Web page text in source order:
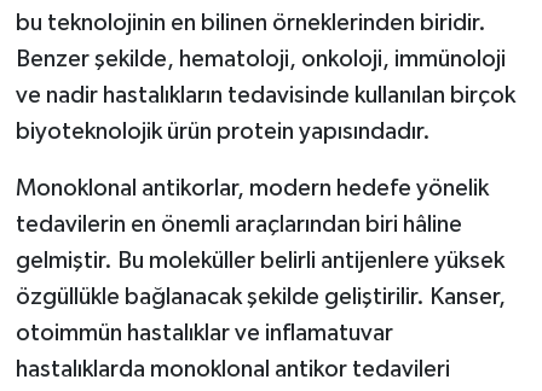
bu teknolojinin en bilinen örneklerinden biridir.
Benzer şekilde, hematoloji, onkoloji, immünoloji
ve nadir hastalıkların tedavisinde kullanılan birçok
biyoteknolojik ürün protein yapısındadır.
Monoklonal antikorlar, modern hedefe yönelik
tedavilerin en önemli araçlarından biri hâline
gelmiştir. Bu moleküller belirli antijenlere yüksek
özgüllükle bağlanacak şekilde geliştirilir. Kanser,
otoimmün hastalıklar ve inflamatuvar
hastalıklarda monoklonal antikor tedavileri